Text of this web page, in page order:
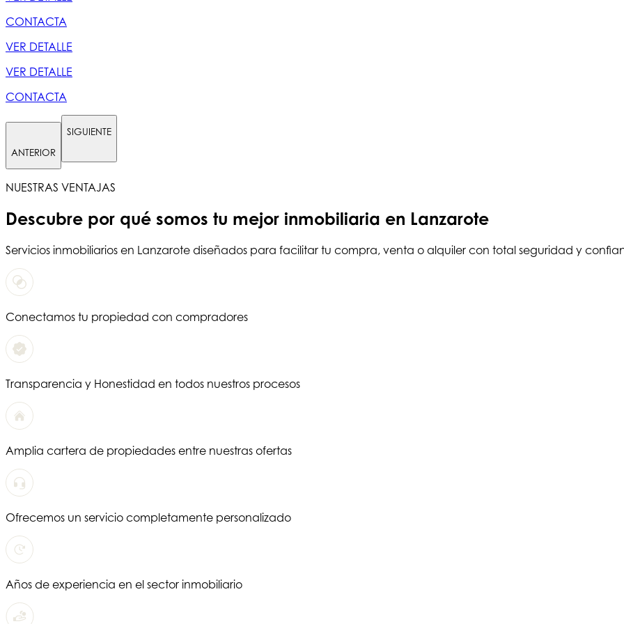
CONTACTA
VER DETALLE
VER DETALLE
CONTACTA
ANTERIOR
SIGUIENTE
NUESTRAS VENTAJAS
Descubre por qué somos tu mejor inmobiliaria en Lanzarote
Servicios inmobiliarios en Lanzarote diseñados para facilitar tu compra, venta o alquiler con total seguridad y
Conectamos tu propiedad con compradores
Transparencia y Honestidad en todos nuestros procesos
Amplia cartera de propiedades entre nuestras ofertas
Ofrecemos un servicio completamente personalizado
Años de experiencia en el sector inmobiliario